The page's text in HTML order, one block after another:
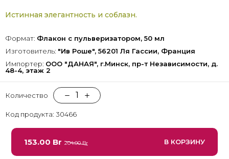
Истинная элегантность и соблазн.
Формат: Флакон с пульверизатором, 50 мл
Изготовитель: "Ив Роше", 56201 Ля Гассии, Франция
Импортер: ООО "ДАНАЯ", г.Минск, пр-т Независимости, д.
48-4, этаж 2
Количество 1
Код продукта: 30466
153.00 Br 204.00 Br В КОРЗИНУ